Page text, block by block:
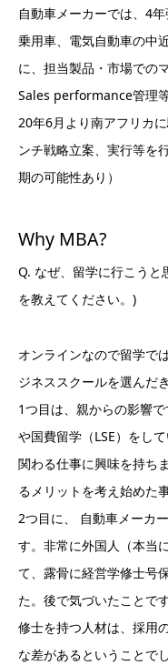
自動車メーカーでは、4
乗用車、電気自動車の中
に、担当製品・市場での
Sales performance管理等
20年6月より南アフリカ
ンチ戦略立案、実行等を
期の可能性あり）
Why MBA?
Q. なぜ、留学に行こうと
を教えてください。)
オンラインなので留学で
ジネススクールを選んだ
1つ目は、親からの影響
や国費留学（LSE）をし
関わる仕事に興味を持ち
るメリットを考え始めた
2つ目に、 自動車メーカ
す。非常に外国人（本当
て、露骨に経営学修士号
た。後で気づいたことで
修士を持つ人材は、採用
な差があるということで